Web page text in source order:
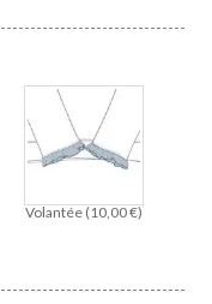
Volantée (10,00€)